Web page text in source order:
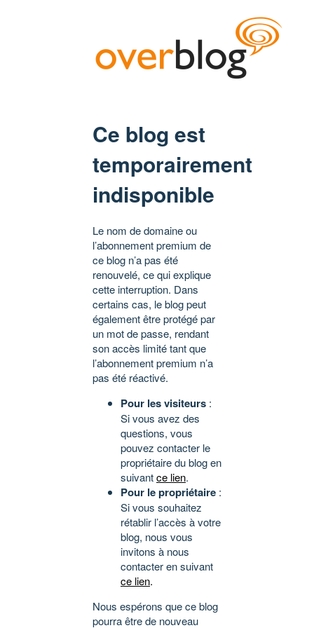
Ce blog est
temporairement
indisponible
Le nom de domaine ou
l’abonnement premium de
ce blog n’a pas été
renouvelé, ce qui explique
cette interruption. Dans
certains cas, le blog peut
également être protégé par
un mot de passe, rendant
son accès limité tant que
l’abonnement premium n’a
pas été réactivé.
Pour les visiteurs :
Si vous avez des
questions, vous
pouvez contacter le
propriétaire du blog en
suivantce lien.
Pour le propriétaire :
Si vous souhaitez
rétablir l’accès à votre
blog, nous vous
invitons à nous
contacter en suivant
ce lien.
Nous espérons que ce blog
pourra être de nouveau